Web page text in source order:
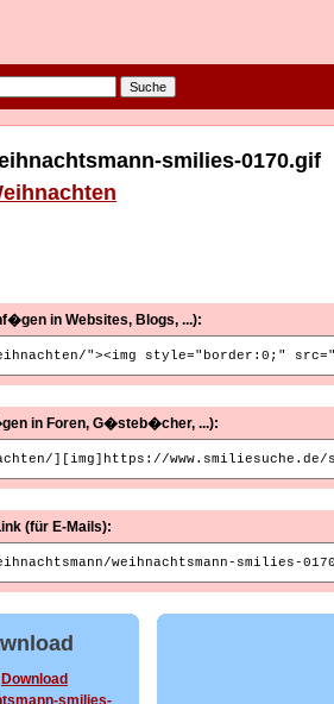
smilies-0170.gif
in Websites, Blogs, ...):
in Foren, G�steb�cher, ...):
(für E-Mails):